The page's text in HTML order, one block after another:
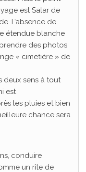
est Salar de
L’absence de
étendue blanche
des photos
« cimetière » de
deux sens à tout
est
les pluies et bien
chance sera
conduire
un rite de